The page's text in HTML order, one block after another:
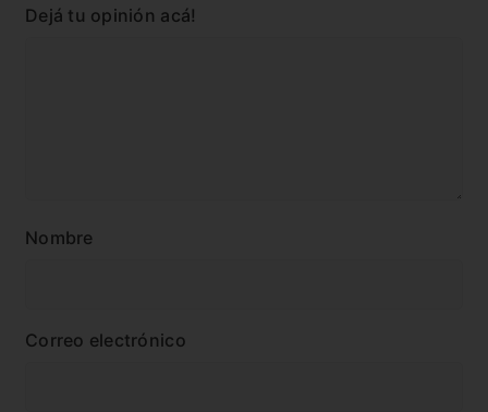
Dejá tu opinión acá!
Nombre
Correo electrónico